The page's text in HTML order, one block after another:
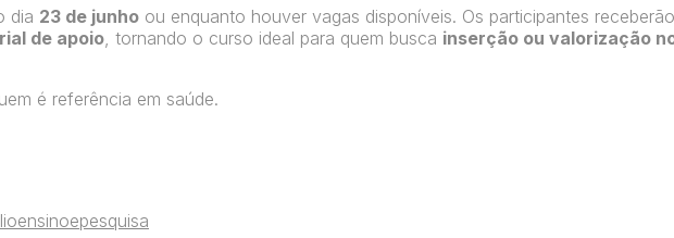
dia 23 de junho ou enquanto houver vagas disponíveis. Os participantes receberão
de apoio, tornando o curso ideal para quem busca inserção ou valorização
é referência em saúde.